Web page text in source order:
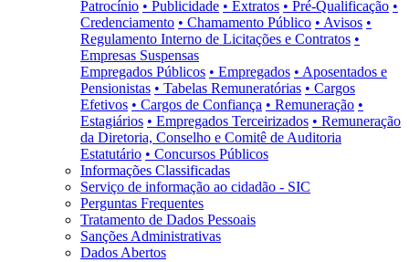
Patrocínio • Publicidade • Extratos • Pré-Qualificação •
Credenciamento • Chamamento Público • Avisos •
Regulamento Interno de Licitações e Contratos •
Empresas Suspensas
Empregados Públicos • Empregados • Aposentados e
Pensionistas • Tabelas Remuneratórias • Cargos
Efetivos • Cargos de Confiança • Remuneração •
Estagiários • Empregados Terceirizados • Remuneração
da Diretoria, Conselho e Comitê de Auditoria
Estatutário • Concursos Públicos
Informações Classificadas
Serviço de informação ao cidadão - SIC
Perguntas Frequentes
Tratamento de Dados Pessoais
Sanções Administrativas
Dados Abertos